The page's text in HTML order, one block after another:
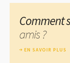
Comment
amis ?
EN SAVOIR PLUS